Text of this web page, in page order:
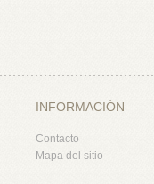
INFORMACIÓN
Contacto
Mapa del sitio